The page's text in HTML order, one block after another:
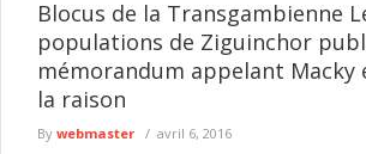
Blocus de la Transgambienne
populations de Ziguinchor
mémorandum appelant Macky
la raison
By webmaster avril 6, 2016